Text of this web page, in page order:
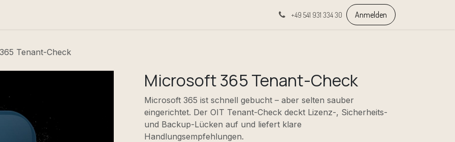
+49 541 931 334 30 Anmelden
Tenant-Check
Microsoft 365 Tenant-Check
Microsoft 365 ist schnell gebucht – aber selten sauber
eingerichtet. Der OIT Tenant-Check deckt Lizenz-, Sicherheits-
und Backup-Lücken auf und liefert klare
Handlungsempfehlungen.